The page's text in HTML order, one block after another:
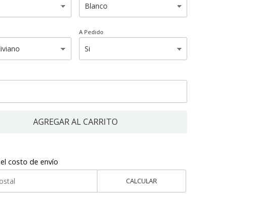
A Pedido
AGREGAR AL CARRITO
costo de envío
CALCULAR